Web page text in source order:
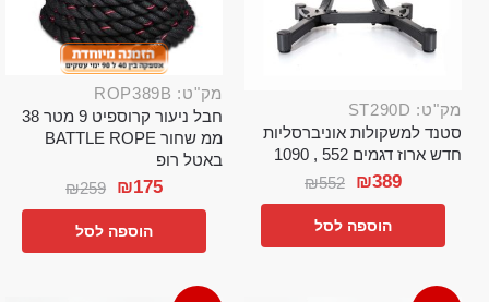
מק"ט: ST290D
סטנד למשקולות אוניברסליות
חדש ארוז דגמים 552 , 1090
₪552 ₪389
הוספה לסל
מק"ט: ROP389B
חבל ניעור קרוספיט 9 מטר 38
ממ שחור BATTLE ROPE
באטל רופ
₪259 ₪175
הוספה לסל